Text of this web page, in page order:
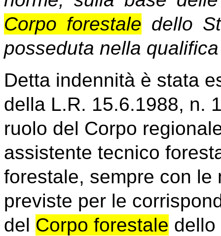
Corpo forestale dello
posseduta nella
Detta indennità è stata
della L.R. 15.6.1988, n.
ruolo del Corpo
assistente tecnico
forestale, sempre con
previste per le
del Corpo forestale dello